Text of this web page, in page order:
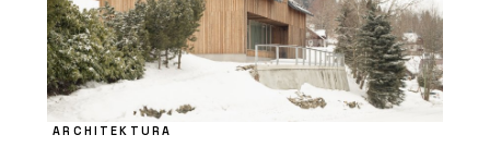
ARCHITEKTURA